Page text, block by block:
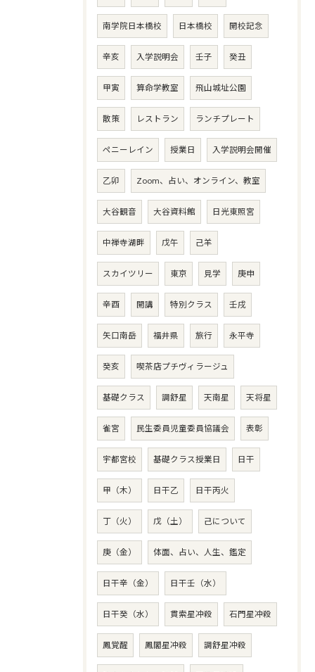
南学院日本橋校 日本橋校 開校記念
辛亥 入学説明会 壬子 癸丑
甲寅 算命学教室 飛山城址公園
散策 レストラン ランチプレート
ペニーレイン 授業日 入学説明会開催
乙卯 Zoom、占い、オンライン、教室
大谷観音 大谷資料館 日光東照宮
中禅寺湖畔 戊午 己羊
スカイツリー 東京 見学 庚申
辛酉 開講 特別クラス 壬戌
矢口南岳 福井県 旅行 永平寺
癸亥 喫茶店プチヴィラージュ
基礎クラス 調舒星 天南星 天将星
雀宮 民生委員児童委員協議会 表彰
宇都宮校 基礎クラス授業日 日干
甲（木） 日干乙 日干丙火
丁（火） 戊（土） 己について
庚（金） 体面、占い、人生、鑑定
日干辛（金） 日干壬（水）
日干癸（水） 貫索星冲殺 石門星冲殺
鳳覚醒 鳳閣星冲殺 調舒星冲殺